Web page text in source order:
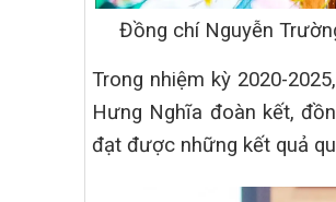
Đồng chí Nguyễn
Trong nhiệm kỳ 2020-
Hưng Nghĩa đoàn kết,
đạt được những kết quả